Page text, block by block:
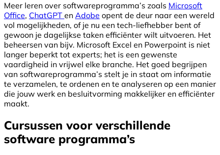
Meer leren over softwareprogramma’s zoals Microsoft
Office, ChatGPT en Adobe opent de deur naar een wereld
vol mogelijkheden, of je nu een tech-liefhebber bent of
gewoon je dagelijkse taken efficiënter wilt uitvoeren. Het
beheersen van bijv. Microsoft Excel en Powerpoint is niet
langer beperkt tot experts; het is een gewenste
vaardigheid in vrijwel elke branche. Het goed begrijpen
van softwareprogramma’s stelt je in staat om informatie
te verzamelen, te ordenen en te analyseren op een manier
die jouw werk en besluitvorming makkelijker en efficiënter
maakt.
Cursussen voor verschillende
software programma’s